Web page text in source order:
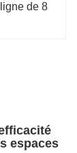
de 8
espaces